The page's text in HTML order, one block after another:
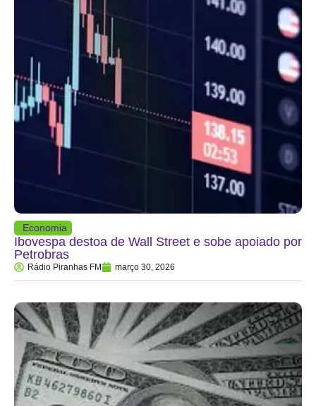
Economia
Ibovespa destoa de Wall Street e sobe apoiado por
Petrobras
Rádio Piranhas FM março 30, 2026